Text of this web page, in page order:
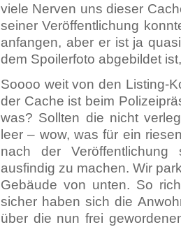
viele Nerven uns dieser
seiner Veröffentlichung
anfangen, aber er ist ja
dem Spoilerfoto abgebildet
Soooo weit von den Listing-
der Cache ist beim
was? Sollten die nicht
leer – wow, was für ein
nach der
ausfindig zu machen. Wir
Gebäude von unten. So
sicher haben sich die
über die nun frei